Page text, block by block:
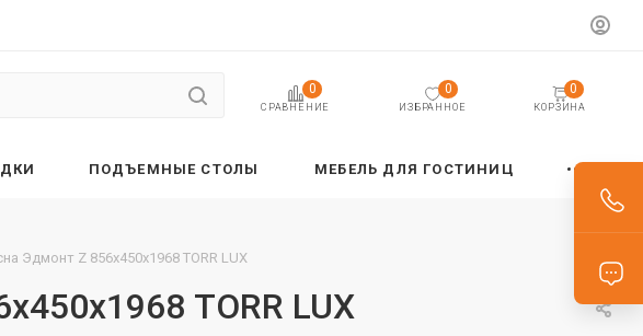
СРАВНЕНИЕ
0
ИЗБРАННОЕ
0
КОРЗИНА
0
ПОДЪЕМНЫЕ СТОЛЫ МЕБЕЛЬ ДЛЯ ГОСТИНИЦ
Эдмонт Z 856х450х1968 TORR LUX
TORR LUX